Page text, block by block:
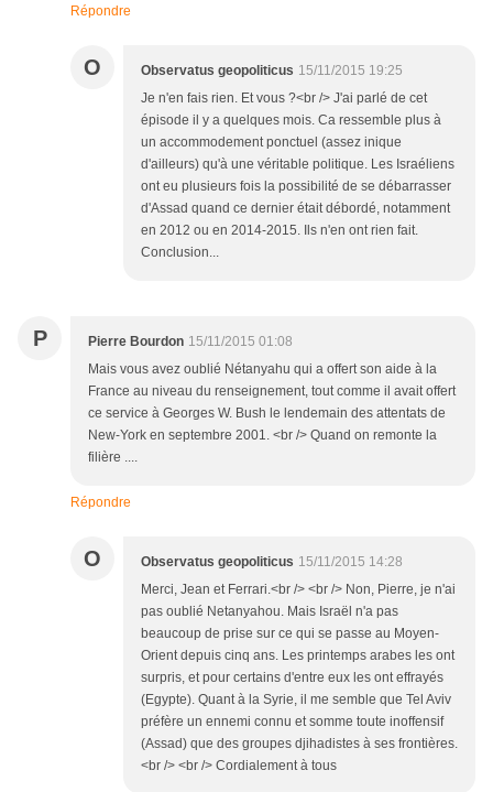
Répondre
O Observatus geopoliticus 15/11/2015 19:25
Je n'en fais rien. Et vous ?<br /> J'ai parlé de cet
épisode il y a quelques mois. Ca ressemble plus à
un accommodement ponctuel (assez inique
d'ailleurs) qu'à une véritable politique. Les Israéliens
ont eu plusieurs fois la possibilité de se débarrasser
d'Assad quand ce dernier était débordé, notamment
en 2012 ou en 2014-2015. Ils n'en ont rien fait.
Conclusion...
P Pierre Bourdon 15/11/2015 01:08
Mais vous avez oublié Nétanyahu qui a offert son aide à la
France au niveau du renseignement, tout comme il avait offert
ce service à Georges W. Bush le lendemain des attentats de
New-York en septembre 2001. <br /> Quand on remonte la
filière ....
Répondre
O Observatus geopoliticus 15/11/2015 14:28
Merci, Jean et Ferrari.<br /> <br /> Non, Pierre, je n'ai
pas oublié Netanyahou. Mais Israël n'a pas
beaucoup de prise sur ce qui se passe au Moyen-
Orient depuis cinq ans. Les printemps arabes les ont
surpris, et pour certains d'entre eux les ont effrayés
(Egypte). Quant à la Syrie, il me semble que Tel Aviv
préfère un ennemi connu et somme toute inoffensif
(Assad) que des groupes djihadistes à ses frontières.
<br /> <br /> Cordialement à tous